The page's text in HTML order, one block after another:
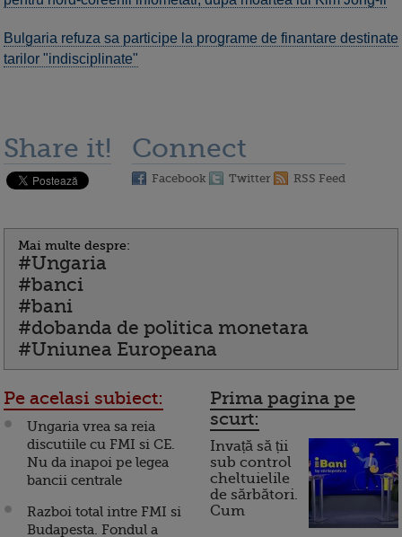
Bulgaria refuza sa participe la programe de finantare destinate
tarilor "indisciplinate"
Share it! Connect
Facebook Twitter RSS Feed
Mai multe despre:
#Ungaria
#banci
#bani
#dobanda de politica monetara
#Uniunea Europeana
Pe acelasi subiect:
Ungaria vrea sa reia
discutiile cu FMI si CE.
Nu da inapoi pe legea
bancii centrale
Razboi total intre FMI si
Budapesta. Fondul a
Prima pagina pe
scurt:
Invață să ții
sub control
cheltuielile
de sărbători.
Cum